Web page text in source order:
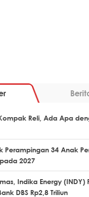
Reli, Ada Apa
Perampingan 34 Anak
2027
Indika Energy (INDY)
DBS Rp2,8 Triliun